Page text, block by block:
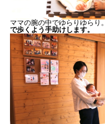
ママの腕の中でゆらりゆらり。
で歩くよう手助けします。